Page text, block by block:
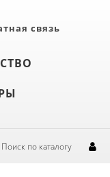
связь
Поиск по каталогу